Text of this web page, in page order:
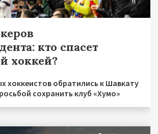
кто спасет
хоккей?
хоккеистов обратились к Шавкату
сохранить клуб «Хумо»